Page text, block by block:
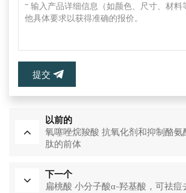
提交
以前的
氧噻唑烷羧酸 抗氧化剂和抑制酪
肽的前体
下一个
扁桃酸 小分子酸α-羟基酸，可祛痘